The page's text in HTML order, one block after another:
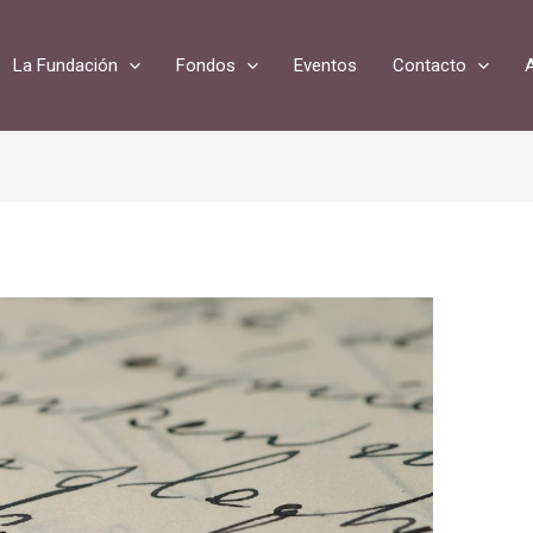
La Fundación Fondos Eventos Contacto